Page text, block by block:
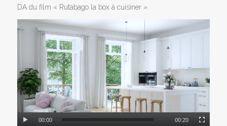
DA du film « Rutabago la box à cuisiner ».
00:00 00:20